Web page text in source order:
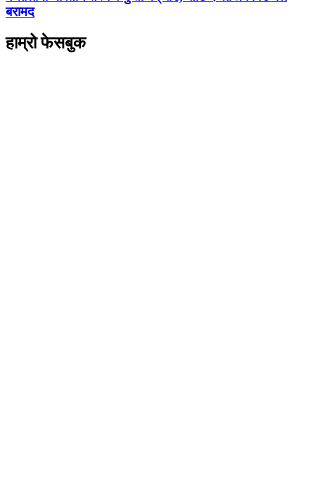
बरामद
हाम्रो फेसबुक